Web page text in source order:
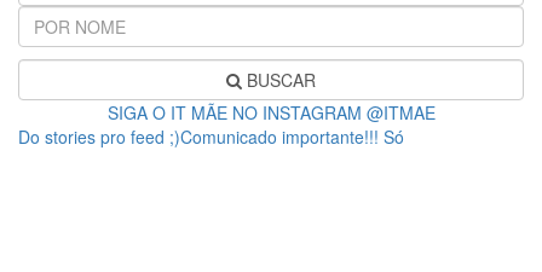
BUSCAR
SIGA O IT MÃE NO INSTAGRAM @ITMAE
Do stories pro feed ;)Comunicado importante!!! Só